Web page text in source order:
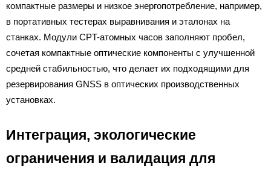
компактные размеры и низкое энергопотребление, например,
в портативных тестерах выравнивания и эталонах на
станках. Модули CPT-атомных часов заполняют пробел,
сочетая компактные оптические компоненты с улучшенной
средней стабильностью, что делает их подходящими для
резервирования GNSS в оптических производственных
установках.
Интеграция, экологические
ограничения и валидация для